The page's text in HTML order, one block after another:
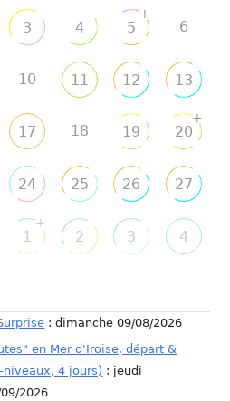
3 4 5
+
6
10 11 12 13
17 18 19 20
+
24 25 26 27
1
+
2 3 4
: dimanche 09/08/2026
en Mer d'Iroise, départ &
4 jours) : jeudi
2026